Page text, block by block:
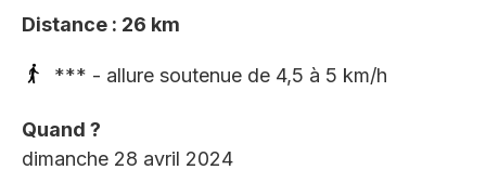
Distance : 26 km
*** - allure soutenue de 4,5 à 5 km/h
Quand ?
dimanche 28 avril 2024